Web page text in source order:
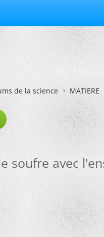
de la science MATIERE
soufre avec